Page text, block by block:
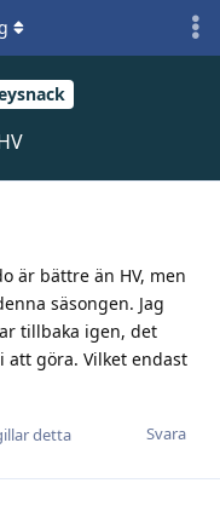
är bättre än HV, men
säsongen. Jag
tillbaka igen, det
att göra. Vilket endast
Svara
detta